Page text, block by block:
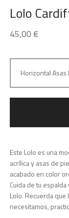
Lolo
45,00 €
Este Lolo es una
acrílica y asas de
acabado en color
Cuida de tu
Lolo. Recuerda
necesitamos,